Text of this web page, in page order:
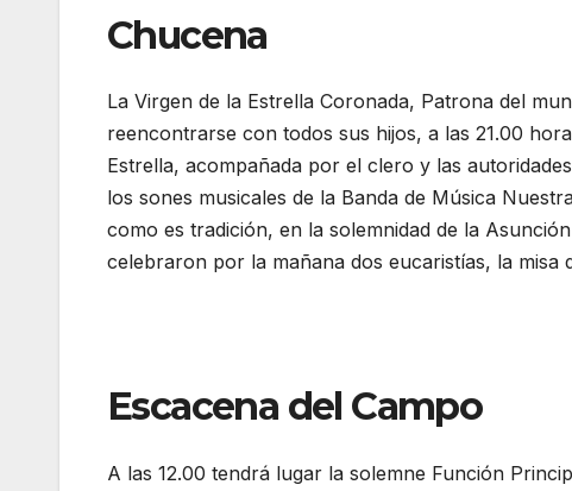
Chucena
La Virgen de la Estrella Coronada, Patrona del
reencontrarse con todos sus hijos, a las 21.00
Estrella, acompañada por el clero y las
los sones musicales de la Banda de Música
como es tradición, en la solemnidad de la
celebraron por la mañana dos eucaristías, la misa
Escacena del Campo
A las 12.00 tendrá lugar la solemne Función